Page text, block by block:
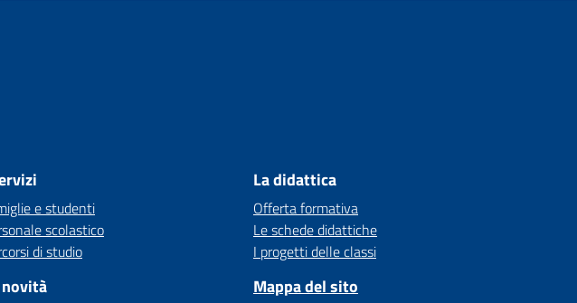
e studenti
scolastico
di studio
novità
La didattica
Offerta formativa
Le schede didattiche
I progetti delle classi
Mappa del sito